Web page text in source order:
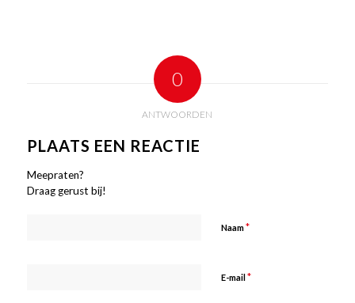
0
ANTWOORDEN
PLAATS EEN REACTIE
Meepraten?
Draag gerust bij!
Naam*
E-mail *